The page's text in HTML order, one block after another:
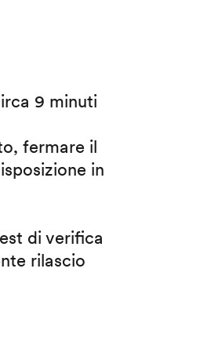
9 minuti
fermare il
in
di verifica
rilascio